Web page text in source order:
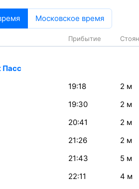
Московское время
Прибытие
Пасс
19:18 2 м
19:30 2 м
20:41 2 м
21:26 2 м
21:43 5 м
22:11 4 м